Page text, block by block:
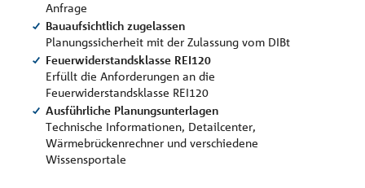
Anfrage
Bauaufsichtlich zugelassen
Planungssicherheit mit der Zulassung vom DIBt
Feuerwiderstandsklasse REI120
Erfüllt die Anforderungen an die
Feuerwiderstandsklasse REI120
Ausführliche Planungsunterlagen
Technische Informationen, Detailcenter,
Wärmebrückenrechner und verschiedene
Wissensportale